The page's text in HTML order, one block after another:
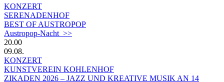
KONZERT
SERENADENHOF
BEST OF AUSTROPOP
Austropop-Nacht >>
20.00
09.08.
KONZERT
KUNSTVEREIN KOHLENHOF
ZIKADEN 2026 – JAZZ UND KREATIVE MUSIK AN 14